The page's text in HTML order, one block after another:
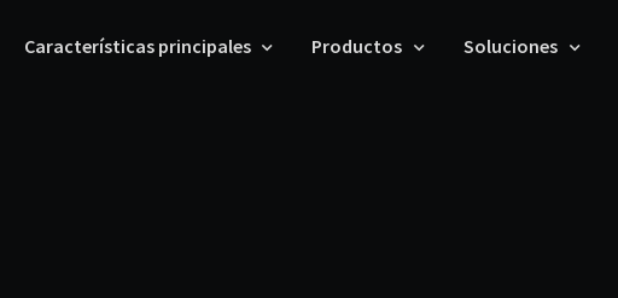
Características principales Productos Soluciones